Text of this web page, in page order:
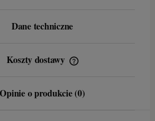
Diesel
Bossart
Dane techniczne
Koszty dostawy
ewentualnych kosztów płatności
Opinie o produkcie (0)